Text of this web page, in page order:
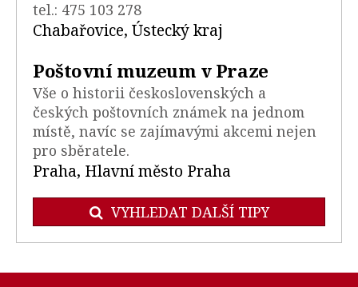
tel.: 475 103 278
Chabařovice, Ústecký kraj
Poštovní muzeum v Praze
Vše o historii československých a
českých poštovních známek na jednom
místě, navíc se zajímavými akcemi nejen
pro sběratele.
Praha, Hlavní město Praha
VYHLEDAT DALŠÍ TIPY